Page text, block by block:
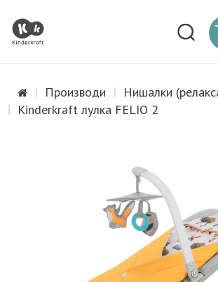
Производи
Нишалки
Kinderkraft лулка FELIO 2